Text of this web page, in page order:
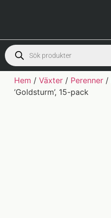
Hem /Växter / Perenner /
’Goldsturm’, 15-pack